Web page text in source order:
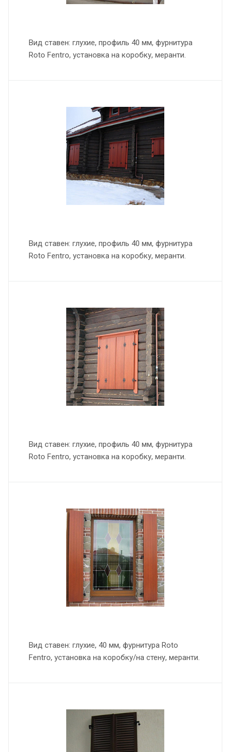
Вид ставен: глухие, профиль 40 мм, фурнитура
Roto Fentro, установка на коробку, меранти.
Вид ставен: глухие, профиль 40 мм, фурнитура
Roto Fentro, установка на коробку, меранти.
Вид ставен: глухие, профиль 40 мм, фурнитура
Roto Fentro, установка на коробку, меранти.
Вид ставен: глухие, 40 мм, фурнитура Roto
Fentro, установка на коробку/на стену, меранти.